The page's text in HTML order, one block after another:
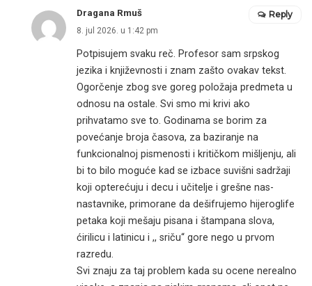
Dragana Rmuš
8. jul 2026. u 1:42 pm
Potpisujem svaku reč. Profesor sam srpskog
jezika i književnosti i znam zašto ovakav tekst.
Ogorčenje zbog sve goreg položaja predmeta u
odnosu na ostale. Svi smo mi krivi ako
prihvatamo sve to. Godinama se borim za
povećanje broja časova, za baziranje na
funkcionalnoj pismenosti i kritičkom mišljenju, ali
bi to bilo moguće kad se izbace suvišni sadržaji
koji opterećuju i decu i učitelje i grešne nas-
nastavnike, primorane da dešifrujemo hijeroglife
petaka koji mešaju pisana i štampana slova,
ćirilicu i latinicu i ,, sriču“ gore nego u prvom
razredu.
Svi znaju za taj problem kada su ocene nerealno
Reply